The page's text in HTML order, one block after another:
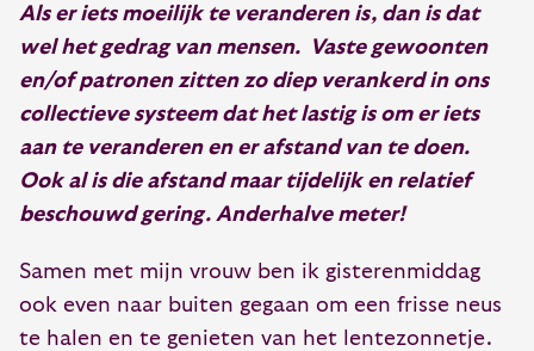
Als er iets moeilijk te veranderen is, dan is dat
wel het gedrag van mensen. Vaste gewoonten
en/of patronen zitten zo diep verankerd in ons
collectieve systeem dat het lastig is om er iets
aan te veranderen en er afstand van te doen.
Ook al is die afstand maar tijdelijk en relatief
beschouwd gering. Anderhalve meter!
Samen met mijn vrouw ben ik gisterenmiddag
ook even naar buiten gegaan om een frisse neus
te halen en te genieten van het lentezonnetje.